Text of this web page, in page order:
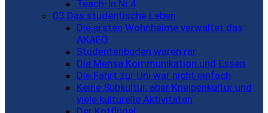
Teach-In Nr.4
03 Das studentische Leben
Die ersten Wohnheime verwaltet das
AKAFÖ
Studentenbuden waren rar
Die Mensa Kommunikation und Essen
Die Fahrt zur Uni war nicht einfach
Keine Subkultur, aber Kneipenkultur und
viele kulturelle Aktivitäten